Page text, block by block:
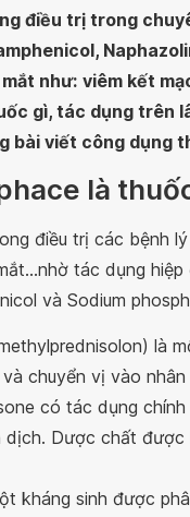
điều trị trong
như: viêm kết
gì, tác dụng trên
bài viết công dụng
là
điều trị các bệnh
tác dụng
và Sodium
là
chuyển vị vào
có tác dụng
dịch. Dược chất
kháng sinh được